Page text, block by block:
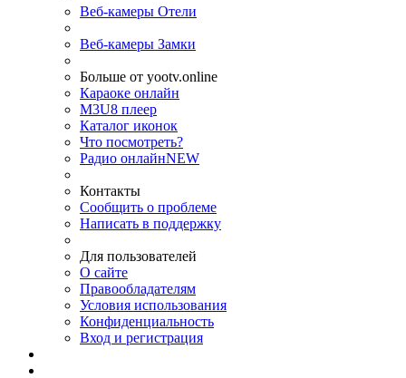
Веб-камеры Отели
Веб-камеры Замки
Больше от yootv.online
Караоке онлайн
M3U8 плеер
Каталог иконок
Что посмотреть?
Радио онлайнNEW
Контакты
Сообщить о проблеме
Написать в поддержку
Для пользователей
О сайте
Правообладателям
Условия использования
Конфиденциальность
Вход и регистрация